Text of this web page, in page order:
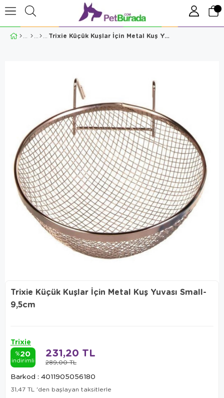
Trixie Küçük Kuşlar İçin Metal Kuş Yuvası Small-9,5cm
Trixie Küçük Kuşlar İçin Metal Kuş Yuvası Small-
9,5cm
Trixie
%20
indirimli 289,00 TL
231,20 TL
Barkod : 4011905056180
31,47 TL 'den başlayan taksitlerle